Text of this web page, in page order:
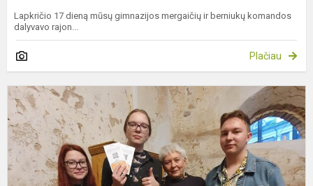
Lapkričio 17 dieną mūsų gimnazijos mergaičių ir berniukų komandos
dalyvavo rajon...
Plačiau